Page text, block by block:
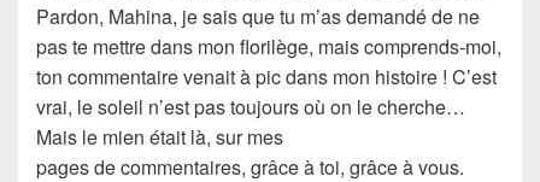
Pardon, Mahina, je sais que tu m’as demandé de ne
pas te mettre dans mon florilège, mais comprends-moi,
ton commentaire venait à pic dans mon histoire ! C’est
vrai, le soleil n’est pas toujours où on le cherche…
Mais le mien était là, sur mes
pages de commentaires, grâce à toi, grâce à vous.